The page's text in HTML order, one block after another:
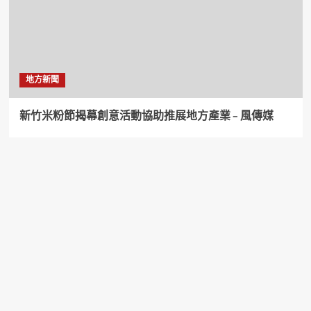
地方新聞
新竹米粉節揭幕創意活動協助推展地方產業 – 風傳媒